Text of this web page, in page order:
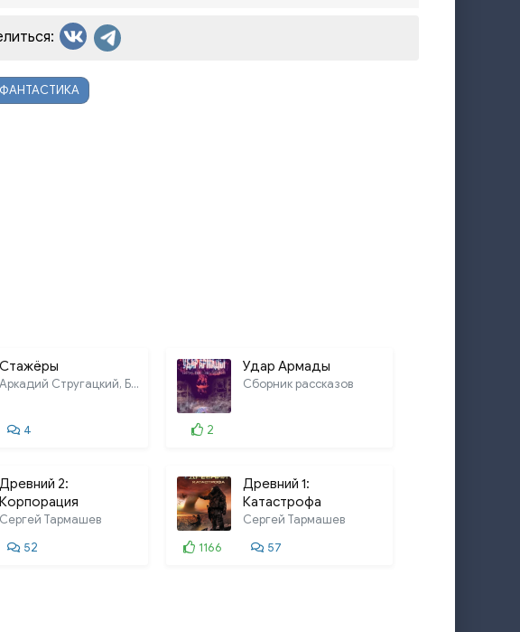
Стажёры
Аркадий Стругацкий, Борис Стругацкий
4
Удар Армады
Сборник рассказов
2
Древний 2:
Корпорация
Сергей Тармашев
52
Древний 1:
Катастрофа
Сергей Тармашев
1166
57